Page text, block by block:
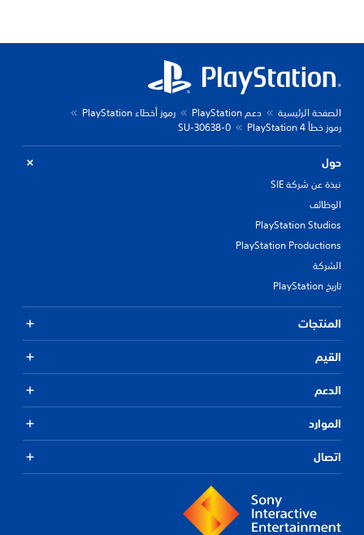
الصفحة الرئيسية دعم PlayStation
رموز أخطاء PlayStation
رموز خطأ PlayStation 4
SU-30638-0
حول
نبذة عن شركة SIE
الوظائف
PlayStation Studios
PlayStation Productions
الشركة
تاريخ PlayStation
المنتجات
القيم
الدعم
الموارد
اتصال